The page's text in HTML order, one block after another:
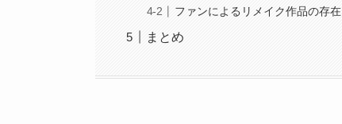
ファンによるリメイク作品の存在
まとめ